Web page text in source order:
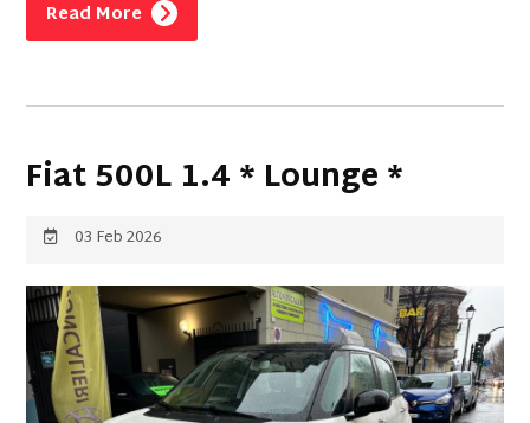
Read More
Fiat 500L 1.4 * Lounge *
03 Feb 2026